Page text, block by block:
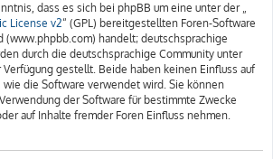
dass es sich bei phpBB um eine unter der „
License v2“ (GPL) bereitgestellten Foren-Software
(www.phpbb.com) handelt; deutschsprachige
durch die deutschsprachige Community unter
Verfügung gestellt. Beide haben keinen Einfluss auf
die Software verwendet wird. Sie können
der Software für bestimmte Zwecke
auf Inhalte fremder Foren Einfluss nehmen.